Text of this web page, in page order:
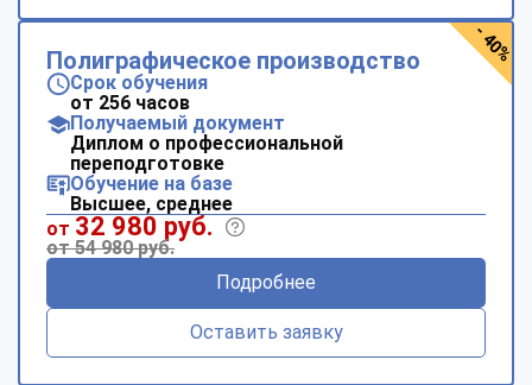
Полиграфическое производство
Срок обучения
от 256 часов
Получаемый документ
Диплом о профессиональной
переподготовке
Обучение на базе
Высшее, среднее
от 32 980 руб.
от 54 980 руб.
Подробнее
Оставить заявку
- 40%